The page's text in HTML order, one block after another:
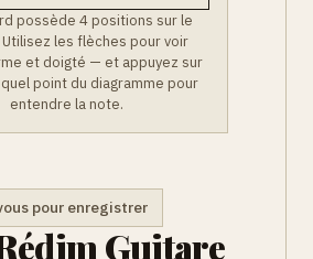
possède 4 positions sur le
Utilisez les flèches pour voir
et doigté — et appuyez sur
point du diagramme pour
entendre la note.
pour enregistrer
Guitare